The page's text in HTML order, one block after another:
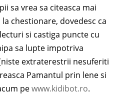
sa vrea sa citeasca mai
chestionare, dovedesc ca
si castiga puncte cu
sa lupte impotriva
(niste extraterestrii nesuferiti
Pamantul prin lene si
pewww.kidibot.ro.